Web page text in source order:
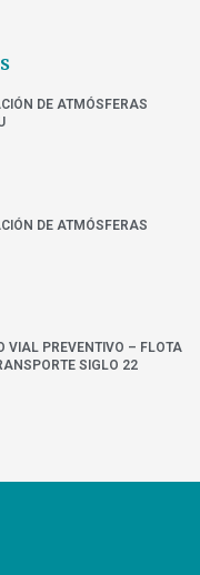
DE ATMÓSFERAS
DE ATMÓSFERAS
VIAL PREVENTIVO – FLOTA
SIGLO 22